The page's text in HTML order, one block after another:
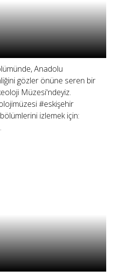
Anadolu
gözler önüne seren bir
Müzesi'ndeyiz.
#eskişehir
bölümlerini izlemek için: